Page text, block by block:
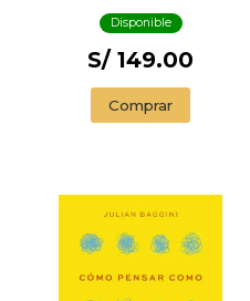
Disponible
S/ 149.00
Comprar